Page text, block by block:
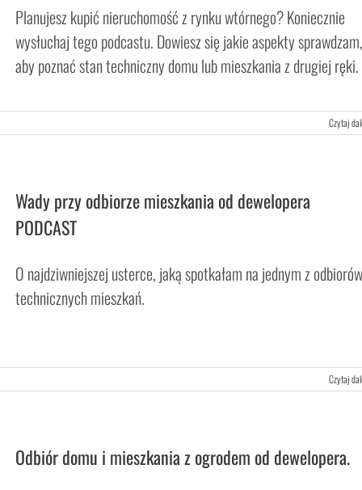
Planujesz kupić nieruchomość z rynku wtórnego? Koniecznie
wysłuchaj tego podcastu. Dowiesz się jakie aspekty sprawdzam,
aby poznać stan techniczny domu lub mieszkania z drugiej ręki.
Czytaj
Wady przy odbiorze mieszkania od dewelopera
PODCAST
O najdziwniejszej usterce, jaką spotkałam na jednym z odbiorów
technicznych mieszkań.
Czytaj
Odbiór domu i mieszkania z ogrodem od dewelopera.